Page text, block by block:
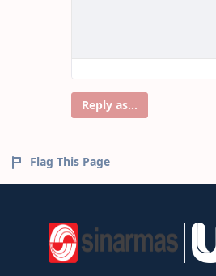
Reply as...
Flag This Page